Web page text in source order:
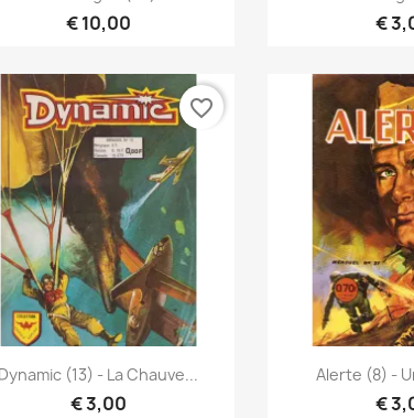
€ 10,00 €
Snel bekijken
Dynamic (13) - La Chauve...
€ 3,00
favorite_border
Snel
Alerte (8) -
€